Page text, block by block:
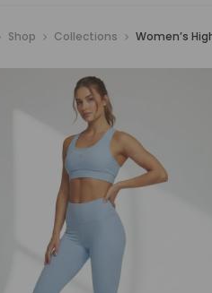
Shop Collections Women’s